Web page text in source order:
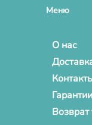
Меню
О нас
Гарантии
Возврат